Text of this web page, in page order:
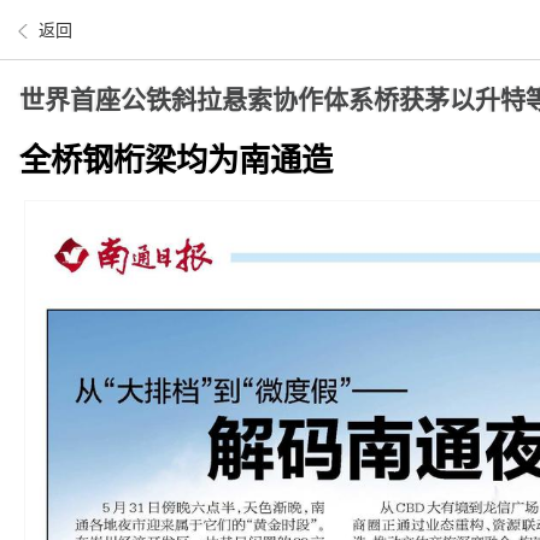
返回
世界首座公铁斜拉悬索协作体系桥获茅以升特
全桥钢桁梁均为南通造